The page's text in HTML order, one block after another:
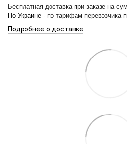
Бесплатная доставка при заказе на
По Украине - по тарифам перевозчика
Подробнее о доставке